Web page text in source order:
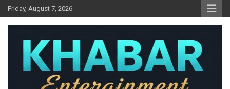
Skip
to
content
Friday, August 7, 2026